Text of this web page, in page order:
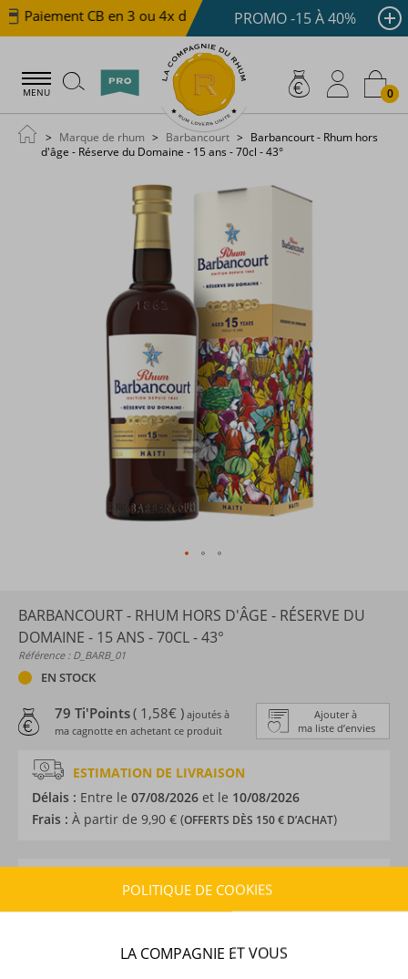
Paiement CB en 3 ou 4x dès 100 € Livraison offerte
PROMO -15 À 40%
MENU 0
Marque de rhum Barbancourt
Barbancourt - Rhum hors
d'âge - Réserve du Domaine - 15 ans - 70cl - 43°
BARBANCOURT - RHUM HORS D'ÂGE - RÉSERVE DU
DOMAINE - 15 ANS - 70CL - 43°
Référence : D_BARB_01
EN STOCK
Ajouter à
ma liste d’envies
79 Ti'Points( 1,58€ ) ajoutés à
ma cagnotte en achetant ce produit
ESTIMATION DE LIVRAISON
Délais : Entre le 07/08/2026 et le 10/08/2026
Frais : À partir de 9,90 € (OFFERTS DÈS 150 € D’ACHAT)
CARACTÉRISTIQUES DU PRODUIT
Type d’alcool :Rhum agricole
Colonne
POLITIQUE DE COOKIES
LA COMPAGNIE ET VOUS